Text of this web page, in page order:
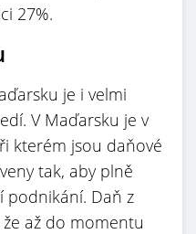
27%.
je i velmi
V Maďarsku je v
kterém jsou daňové
tak, aby plně
podnikání. Daň z
až do momentu